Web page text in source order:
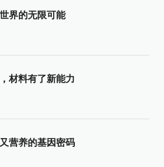
界的无限可能
材料有了新能力
营养的基因密码